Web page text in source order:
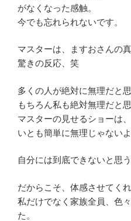
がなくなった感触。
今でも忘れられないです。
マスターは、ますおさんの
驚きの反応、笑
多くの人が絶対に無理だと思
もちろん私も絶対無理だと
マスターの見せるショーは
いとも簡単に無理じゃない
自分には到底できないと思う
だからこそ、体感させてくれ
私だけでなく家族全員、色
た。